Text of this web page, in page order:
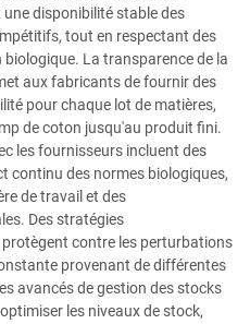
disponibilité stable des
tout en respectant des
La transparence de la
aux fabricants de fournir des
pour chaque lot de matières,
de coton jusqu'au produit fini.
les fournisseurs incluent des
continu des normes biologiques,
de travail et des
Des stratégies
contre les perturbations
provenant de différentes
avancés de gestion des stocks
les niveaux de stock,